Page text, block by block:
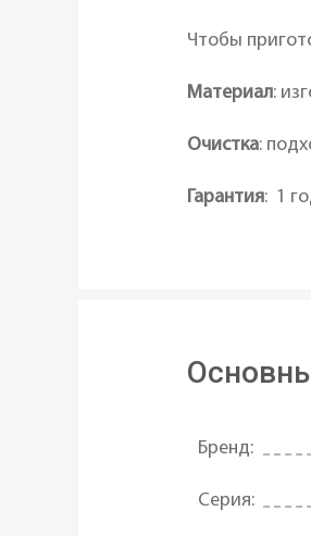
Чтобы
Материал:
Очистка:
Гарантия: 1
Бренд:
Серия: